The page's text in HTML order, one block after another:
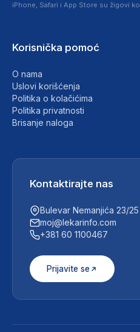
iPhone, Safari i App Store su žigovi
Korisnička pomoć
O nama
Uslovi korišćenja
Politika o kolačićima
Politika privatnosti
Brisanje naloga
Kontaktirajte nas
Bulevar Nemanjića 23/25
moj@lekarinfo.com
+381 60 1100467
Prijavite se